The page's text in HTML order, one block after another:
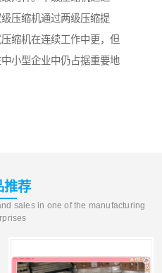
压缩机通过两级压缩提
缩机在连续工作中更，但
小型企业中仍占据重要地
推荐
sales in one of the manufacturing